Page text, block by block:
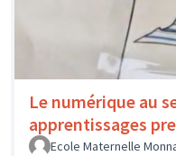
Le numérique au
apprentissages
Ecole Maternelle